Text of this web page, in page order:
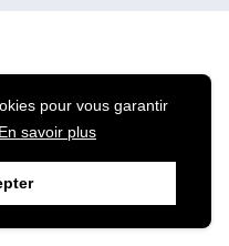
· Tous droits
pour vous garantir
En savoir plus